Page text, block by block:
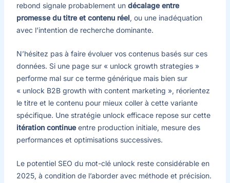
rebond signale probablement un décalage entre
promesse du titre et contenu réel, ou une inadéquation
avec l’intention de recherche dominante.
N’hésitez pas à faire évoluer vos contenus basés sur ces
données. Si une page sur « unlock growth strategies »
performe mal sur ce terme générique mais bien sur
« unlock B2B growth with content marketing », réorientez
le titre et le contenu pour mieux coller à cette variante
spécifique. Une stratégie unlock efficace repose sur cette
itération continueentre production initiale, mesure des
performances et optimisations successives.
Le potentiel SEO du mot-clé unlock reste considérable en
2025, à condition de l’aborder avec méthode et précision.